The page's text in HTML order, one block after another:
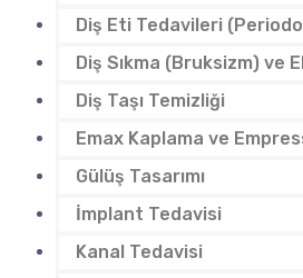
Diş Eti Tedavileri
Diş Sıkma (Bruksizm) ve
Diş Taşı Temizliği
Emax Kaplama ve
Gülüş Tasarımı
İmplant Tedavisi
Kanal Tedavisi